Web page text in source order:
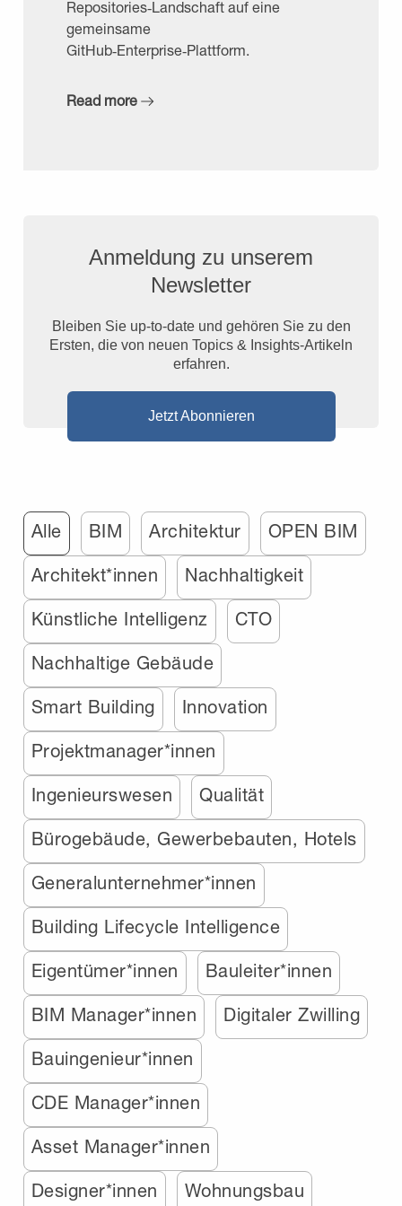
Repositories‑Landschaft auf eine
gemeinsame
GitHub‑Enterprise‑Plattform.
Read more
Anmeldung zu unserem
Newsletter
Bleiben Sie up-to-date und gehören Sie zu den
Ersten, die von neuen Topics & Insights-Artikeln
erfahren.
Jetzt Abonnieren
Alle BIM Architektur OPEN BIM
Architekt*innen Nachhaltigkeit
Künstliche Intelligenz CTO
Nachhaltige Gebäude
Smart Building Innovation
Projektmanager*innen
Ingenieurswesen Qualität
Bürogebäude, Gewerbebauten, Hotels
Generalunternehmer*innen
Building Lifecycle Intelligence
Eigentümer*innen Bauleiter*innen
BIM Manager*innen Digitaler Zwilling
Bauingenieur*innen
CDE Manager*innen
Asset Manager*innen
Designer*innen Wohnungsbau